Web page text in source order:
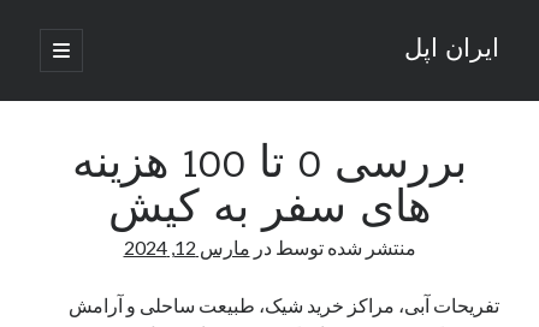
ایران اپل
باز
کردن
اصلی
نوار
نوشته‌های تازه
راه‌های اتصال موبایل و کامپیوتر به یکدیگر: تجربه‌ای یکپارچه و کاربردی
انتقاد کاربران از اتمام زودهنگام بسته‌های اینترنت ایرانسل همزمان با شرایط
جنگی
بررسی 0 تا 100 هزینه
های سفر به کیش
منتشر شده توسطدر مارس 12, 2024
تفریحات آبی، مراکز خرید شیک، طبیعت ساحلی و آرامش